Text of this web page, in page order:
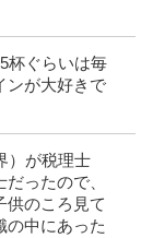
杯ぐらいは毎
ンが大好きで
）が税理士
ったので、
供のころ見て
の中にあった